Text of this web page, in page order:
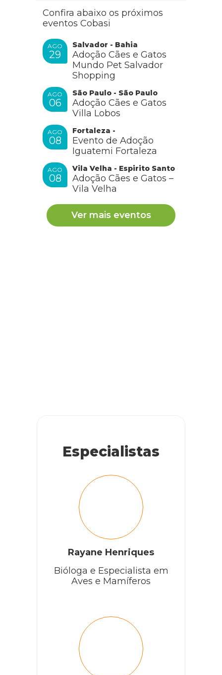
Confira abaixo os próximos
eventos Cobasi
AGO
29
Salvador - Bahia
Adoção Cães e Gatos
Mundo Pet Salvador
Shopping
AGO
06
São Paulo - São Paulo
Adoção Cães e Gatos
Villa Lobos
AGO
08
Fortaleza -
Evento de Adoção
Iguatemi Fortaleza
AGO
08
Vila Velha - Espirito Santo
Adoção Cães e Gatos –
Vila Velha
Ver mais eventos
Especialistas
Rayane Henriques
Bióloga e Especialista em
Aves e Mamíferos